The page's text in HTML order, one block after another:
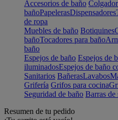
Accesorios de baño
bañoPapelerasDispensadores
de ropa
Muebles de baño Botiquines
bañoTocadores para baño
baño
Espejos de baño Espejos de
iluminadosEspejos de baño
Sanitarios BañerasLavabos
Grifería Grifos para cocina
Seguridad de baño Barras de
Resumen de tu pedido